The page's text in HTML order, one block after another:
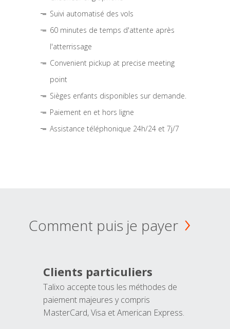
Suivi automatisé des vols
60 minutes de temps d'attente après
l'atterrissage
Convenient pickup at precise meeting
point
Sièges enfants disponibles sur demande.
Paiement en et hors ligne
Assistance téléphonique 24h/24 et 7j/7
Comment puis je payer
Clients particuliers
Talixo accepte tous les méthodes de
paiement majeures y compris
MasterCard, Visa et American Express.